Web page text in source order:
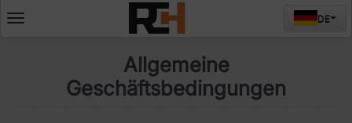
Deschide
DE
Allgemeine
Geschäftsbedingungen